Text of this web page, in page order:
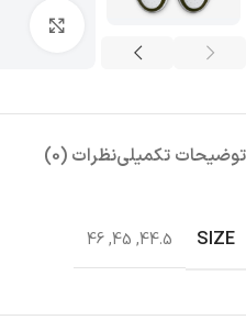
توضیحات تکمیلینظرات (0)
SIZE
44.5
,
45
,
46